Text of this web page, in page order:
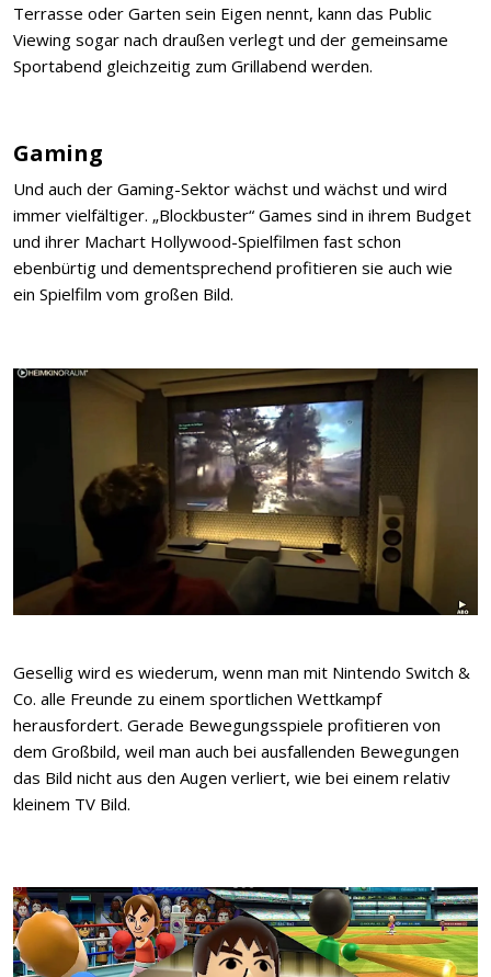
Terrasse oder Garten sein Eigen nennt, kann das Public
Viewing sogar nach draußen verlegt und der gemeinsame
Sportabend gleichzeitig zum Grillabend werden.
Gaming
Und auch der Gaming-Sektor wächst und wächst und wird
immer vielfältiger. „Blockbuster“ Games sind in ihrem Budget
und ihrer Machart Hollywood-Spielfilmen fast schon
ebenbürtig und dementsprechend profitieren sie auch wie
ein Spielfilm vom großen Bild.
Gesellig wird es wiederum, wenn man mit Nintendo Switch &
Co. alle Freunde zu einem sportlichen Wettkampf
herausfordert. Gerade Bewegungsspiele profitieren von
dem Großbild, weil man auch bei ausfallenden Bewegungen
das Bild nicht aus den Augen verliert, wie bei einem relativ
kleinem TV Bild.